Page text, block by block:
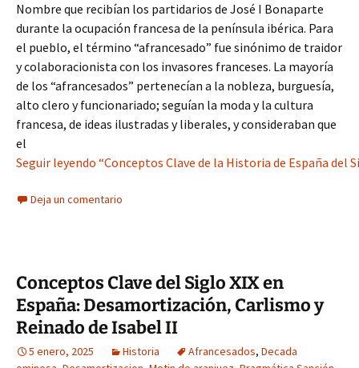
Nombre que recibían los partidarios de José I Bonaparte
durante la ocupación francesa de la península ibérica. Para
el pueblo, el término “afrancesado” fue sinónimo de traidor
y colaboracionista con los invasores franceses. La mayoría
de los “afrancesados” pertenecían a la nobleza, burguesía,
alto clero y funcionariado; seguían la moda y la cultura
francesa, de ideas ilustradas y liberales, y consideraban que
el
Seguir leyendo “Conceptos Clave de la Historia de España del
Deja un comentario
Conceptos Clave del Siglo XIX en
España: Desamortización, Carlismo y
Reinado de Isabel II
5 enero, 2025 Historia Afrancesados, Decada